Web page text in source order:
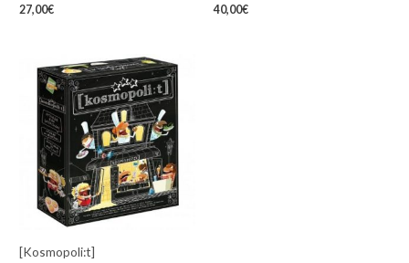
27,00€ 40,00€
[Kosmopoli:t]